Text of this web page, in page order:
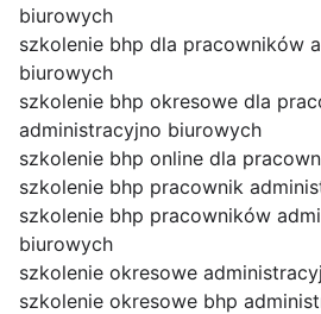
biurowych
szkolenie bhp dla pracowników
biurowych
szkolenie bhp okresowe dla
administracyjno biurowych
szkolenie bhp online dla
szkolenie bhp pracownik
szkolenie bhp pracowników
biurowych
szkolenie okresowe
szkolenie okresowe bhp